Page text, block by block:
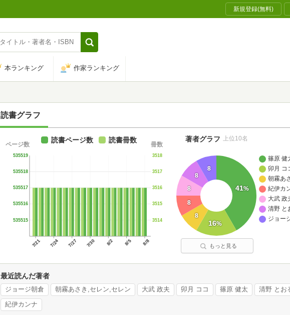
新規登録(無料)
本ランキング 作家ランキング
読書グラフ
7/21 7/24 7/27 7/30 8/2 8/5 8/8
535515
535516
535517
535518
535519
ページ数
3514
3515
3516
3517
3518
冊数
読書ページ数 読書冊数
篠原 健
卯月 コ
朝霧あ
紀伊カ
大武 政
清野 と
ジョー
41%
16%
8
8
8
8
8
著者グラフ 上位10名
もっと見る
最近読んだ著者
ジョージ朝倉 朝霧あさき,セレン,セレン 大武 政夫 卯月 ココ 篠原 健太 清野 とお
紀伊カンナ